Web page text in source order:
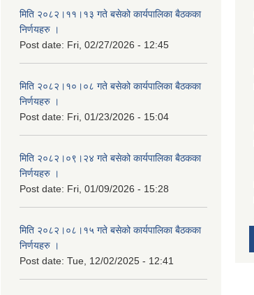
मिति २०८२।११।१३ गते बसेको कार्यपालिका बैठकका
निर्णयहरु ।
Post date: Fri, 02/27/2026 - 12:45
मिति २०८२।१०।०८ गते बसेको कार्यपालिका बैठकका
निर्णयहरु ।
Post date: Fri, 01/23/2026 - 15:04
मिति २०८२।०९।२४ गते बसेको कार्यपालिका बैठकका
निर्णयहरु ।
Post date: Fri, 01/09/2026 - 15:28
मिति २०८२।०८।१५ गते बसेको कार्यपालिका बैठकका
निर्णयहरु ।
Post date: Tue, 12/02/2025 - 12:41